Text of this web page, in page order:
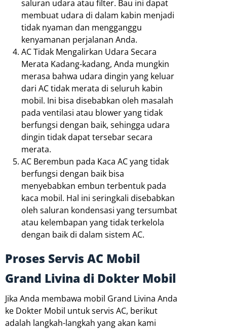
saluran udara atau filter. Bau ini dapat
membuat udara di dalam kabin menjadi
tidak nyaman dan mengganggu
kenyamanan perjalanan Anda.
AC Tidak Mengalirkan Udara Secara
Merata Kadang-kadang, Anda mungkin
merasa bahwa udara dingin yang keluar
dari AC tidak merata di seluruh kabin
mobil. Ini bisa disebabkan oleh masalah
pada ventilasi atau blower yang tidak
berfungsi dengan baik, sehingga udara
dingin tidak dapat tersebar secara
merata.
AC Berembun pada Kaca AC yang tidak
berfungsi dengan baik bisa
menyebabkan embun terbentuk pada
kaca mobil. Hal ini seringkali disebabkan
oleh saluran kondensasi yang tersumbat
atau kelembapan yang tidak terkelola
dengan baik di dalam sistem AC.
Proses Servis AC Mobil
Grand Livina di Dokter Mobil
Jika Anda membawa mobil Grand Livina Anda
ke Dokter Mobil untuk servis AC, berikut
adalah langkah-langkah yang akan kami